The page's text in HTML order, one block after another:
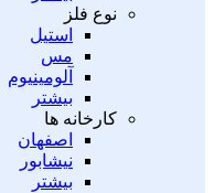
نوع فلز
استیل
مس
آلومینیوم
بیشتر
کارخانه ها
اصفهان
نیشابور
بیشتر